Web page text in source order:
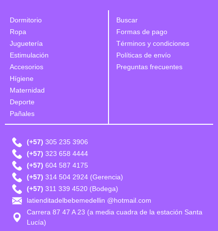
Dormitorio
Ropa
Juguetería
Estimulación
Accesorios
Hígiene
Maternidad
Deporte
Pañales
Buscar
Formas de pago
Términos y condiciones
Políticas de envío
Preguntas frecuentes
(+57) 305 235 3906
(+57) 323 658 4444
(+57) 604 587 4175
(+57) 314 504 2924 (Gerencia)
(+57) 311 339 4520 (Bodega)
latienditadelbebemedellin @hotmail.com
Carrera 87 47 A 23 (a media cuadra de la estación Santa
Lucía)